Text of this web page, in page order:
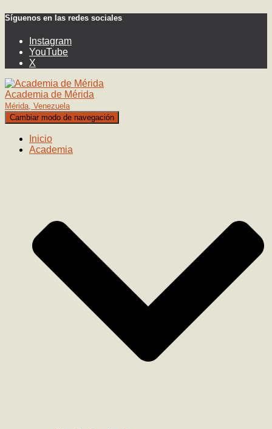
Síguenos en las redes sociales
Instagram
YouTube
X
Academia de Mérida
Mérida, Venezuela
Cambiar modo de navegación
Inicio
Academia